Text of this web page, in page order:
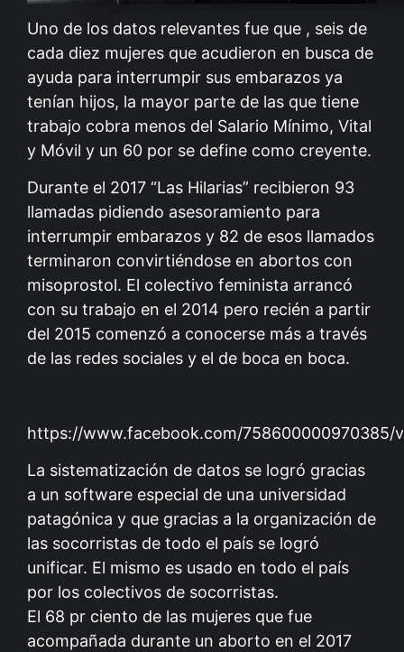
Uno de los datos relevantes fue que , seis de
cada diez mujeres que acudieron en busca de
ayuda para interrumpir sus embarazos ya
tenían hijos, la mayor parte de las que tiene
trabajo cobra menos del Salario Mínimo, Vital
y Móvil y un 60 por se define como creyente.
Durante el 2017 “Las Hilarias” recibieron 93
llamadas pidiendo asesoramiento para
interrumpir embarazos y 82 de esos llamados
terminaron convirtiéndose en abortos con
misoprostol. El colectivo feminista arrancó
con su trabajo en el 2014 pero recién a partir
del 2015 comenzó a conocerse más a través
de las redes sociales y el de boca en boca.
https://www.facebook.com/758600000970385/
La sistematización de datos se logró gracias
a un software especial de una universidad
patagónica y que gracias a la organización de
las socorristas de todo el país se logró
unificar. El mismo es usado en todo el país
por los colectivos de socorristas.
El 68 pr ciento de las mujeres que fue
acompañada durante un aborto en el 2017